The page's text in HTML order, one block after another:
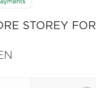
STOREY FOR